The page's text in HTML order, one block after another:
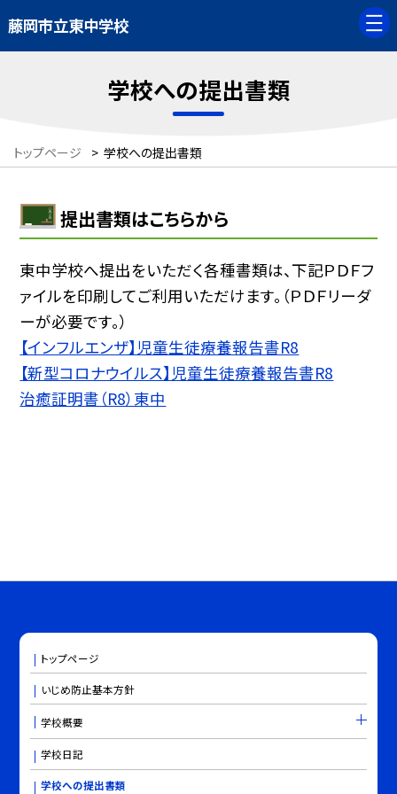
藤岡市立東中学校
学校への提出書類
トップページ > 学校への提出書類
提出書類はこちらから
東中学校へ提出をいただく各種書類は、下記ＰＤＦフ
ァイルを印刷してご利用いただけます。（ＰＤＦリーダ
ーが必要です。）
【インフルエンザ】児童生徒療養報告書R8
【新型コロナウイルス】児童生徒療養報告書R8
治癒証明書（R8）東中
トップページ
いじめ防止基本方針
学校概要
学校日記
学校への提出書類